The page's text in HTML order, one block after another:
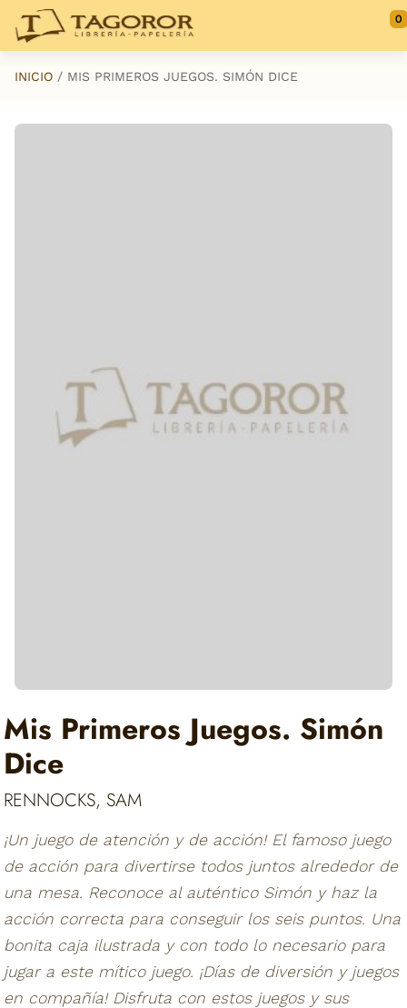
Saltar al contenido principal
0
INICIO MIS PRIMEROS JUEGOS. SIMÓN DICE
Mis Primeros Juegos. Simón
Dice
RENNOCKS, SAM
¡Un juego de atención y de acción! El famoso juego
de acción para divertirse todos juntos alrededor de
una mesa. Reconoce al auténtico Simón y haz la
acción correcta para conseguir los seis puntos. Una
bonita caja ilustrada y con todo lo necesario para
jugar a este mítico juego. ¡Días de diversión y juegos
en compañía! Disfruta con estos juegos y sus